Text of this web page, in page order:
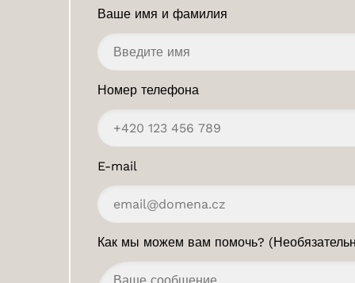
Ваше имя и фамилия
Номер телефона
E-mail
Как мы можем вам помочь?